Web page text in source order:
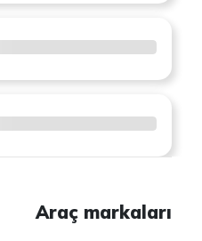
Araç markaları